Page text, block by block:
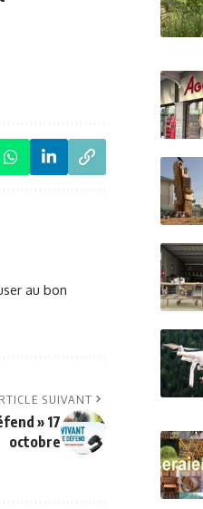
au bon
SUIVANT
» 17
octobre